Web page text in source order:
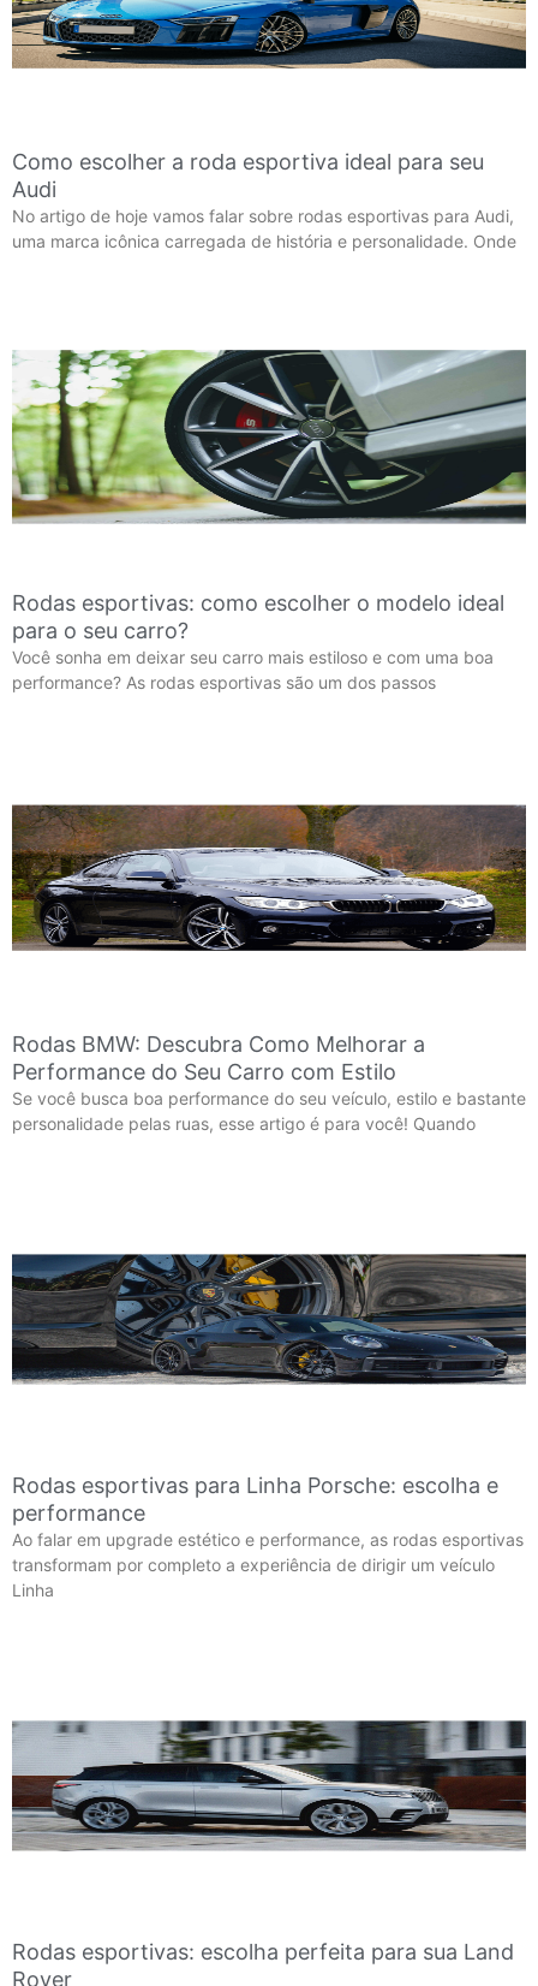
Como escolher a roda esportiva ideal para seu
Audi
No artigo de hoje vamos falar sobre rodas esportivas para Audi,
uma marca icônica carregada de história e personalidade. Onde
Rodas esportivas: como escolher o modelo ideal
para o seu carro?
Você sonha em deixar seu carro mais estiloso e com uma boa
performance? As rodas esportivas são um dos passos
Rodas BMW: Descubra Como Melhorar a
Performance do Seu Carro com Estilo
Se você busca boa performance do seu veículo, estilo e bastante
personalidade pelas ruas, esse artigo é para você! Quando
Rodas esportivas para Linha Porsche: escolha e
performance
Ao falar em upgrade estético e performance, as rodas esportivas
transformam por completo a experiência de dirigir um veículo
Linha
Rodas esportivas: escolha perfeita para sua Land
Rover